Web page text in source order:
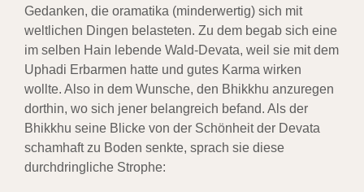
Gedanken, die oramatika (minderwertig) sich mit
weltlichen Dingen belasteten. Zu dem begab sich eine
im selben Hain lebende Wald-Devata, weil sie mit dem
Uphadi Erbarmen hatte und gutes Karma wirken
wollte. Also in dem Wunsche, den Bhikkhu anzuregen
dorthin, wo sich jener belangreich befand. Als der
Bhikkhu seine Blicke von der Schönheit der Devata
schamhaft zu Boden senkte, sprach sie diese
durchdringliche Strophe: